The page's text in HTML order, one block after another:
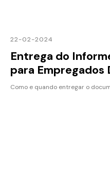
22-02-2024
Entrega do
para Empregados
Como e quando entregar o